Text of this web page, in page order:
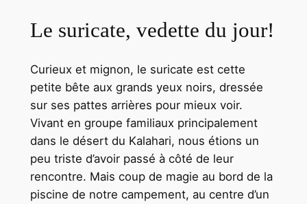
Le suricate, vedette du jour!
Curieux et mignon, le suricate est cette
petite bête aux grands yeux noirs, dressée
sur ses pattes arrières pour mieux voir.
Vivant en groupe familiaux principalement
dans le désert du Kalahari, nous étions un
peu triste d’avoir passé à côté de leur
rencontre. Mais coup de magie au bord de la
piscine de notre campement, au centre d’un